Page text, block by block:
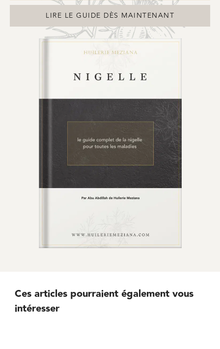
LIRE LE GUIDE DÈS MAINTENANT
Ces articles pourraient également vous
intéresser